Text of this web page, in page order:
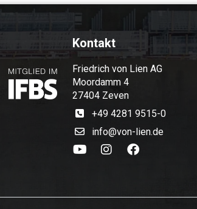
Kontakt
Friedrich von Lien AG
Moordamm 4
27404 Zeven
+49 4281 9515-0
info@von-lien.de